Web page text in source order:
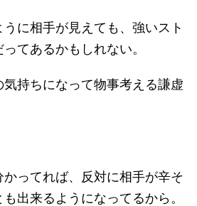
に相手が見えても、強いスト
てあるかもしれない。
持ちになって物事考える謙虚
ってれば、反対に相手が辛そ
出来るようになってるから。